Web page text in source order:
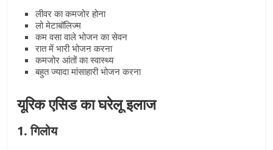
लीवर का कमजोर होना
लो मेटाबॉलिज्म
कम वसा वाले भोजन का सेवन
रात में भारी भोजन करना
कमजोर आंतों का स्वास्थ्य
बहुत ज्यादा मांसाहारी भोजन करना
यूरिक एसिड का घरेलू इलाज
1. गिलोय